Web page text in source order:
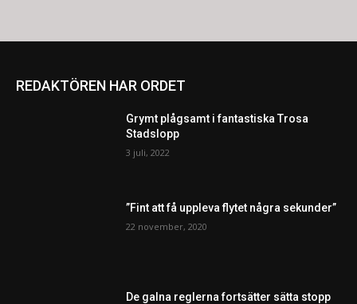
REDAKTÖREN HAR ORDET
Grymt plågsamt i fantastiska Trosa
Stadslopp
3 juli, 2022
”Fint att få uppleva flytet några sekunder”
22 november, 2020
De galna reglerna fortsätter sätta stopp